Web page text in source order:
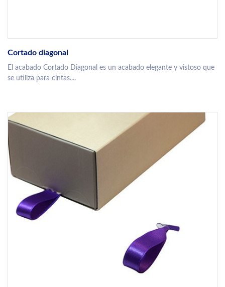
Cortado diagonal
El acabado Cortado Diagonal es un acabado elegante y vistoso que
se utiliza para cintas....